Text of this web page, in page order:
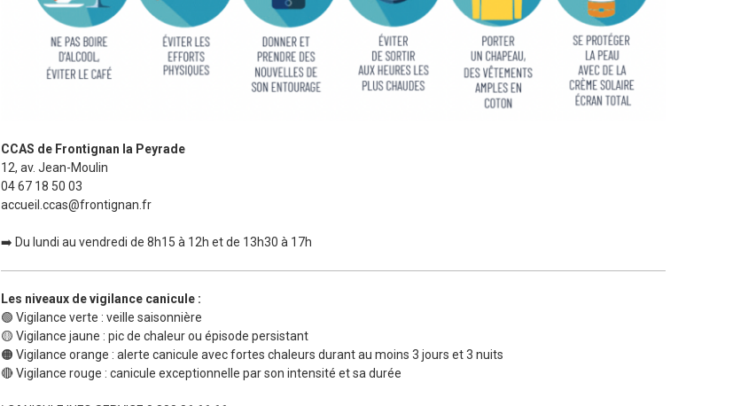
CCAS de Frontignan la Peyrade
12, av. Jean-Moulin
04 67 18 50 03
accueil.ccas@frontignan.fr
➡️ Du lundi au vendredi de 8h15 à 12h et de 13h30 à 17h
Les niveaux de vigilance canicule :
🟢 Vigilance verte : veille saisonnière
🟡 Vigilance jaune : pic de chaleur ou épisode persistant
🟠 Vigilance orange : alerte canicule avec fortes chaleurs durant au moins 3 jours et 3 nuits
🔴 Vigilance rouge : canicule exceptionnelle par son intensité et sa durée